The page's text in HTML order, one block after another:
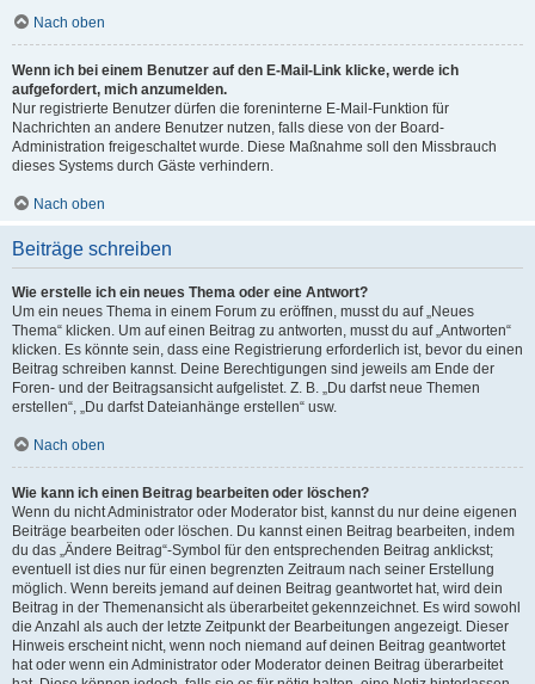
Nach oben
Wenn ich bei einem Benutzer auf den E-Mail-Link klicke, werde ich
aufgefordert, mich anzumelden.
Nur registrierte Benutzer dürfen die foreninterne E-Mail-Funktion für
Nachrichten an andere Benutzer nutzen, falls diese von der Board-
Administration freigeschaltet wurde. Diese Maßnahme soll den Missbrauch
dieses Systems durch Gäste verhindern.
Nach oben
Beiträge schreiben
Wie erstelle ich ein neues Thema oder eine Antwort?
Um ein neues Thema in einem Forum zu eröffnen, musst du auf „Neues
Thema“ klicken. Um auf einen Beitrag zu antworten, musst du auf „Antworten“
klicken. Es könnte sein, dass eine Registrierung erforderlich ist, bevor du einen
Beitrag schreiben kannst. Deine Berechtigungen sind jeweils am Ende der
Foren- und der Beitragsansicht aufgelistet. Z. B. „Du darfst neue Themen
erstellen“, „Du darfst Dateianhänge erstellen“ usw.
Nach oben
Wie kann ich einen Beitrag bearbeiten oder löschen?
Wenn du nicht Administrator oder Moderator bist, kannst du nur deine eigenen
Beiträge bearbeiten oder löschen. Du kannst einen Beitrag bearbeiten, indem
du das „Ändere Beitrag“-Symbol für den entsprechenden Beitrag anklickst;
eventuell ist dies nur für einen begrenzten Zeitraum nach seiner Erstellung
möglich. Wenn bereits jemand auf deinen Beitrag geantwortet hat, wird dein
Beitrag in der Themenansicht als überarbeitet gekennzeichnet. Es wird sowohl
die Anzahl als auch der letzte Zeitpunkt der Bearbeitungen angezeigt. Dieser
Hinweis erscheint nicht, wenn noch niemand auf deinen Beitrag geantwortet
hat oder wenn ein Administrator oder Moderator deinen Beitrag überarbeitet